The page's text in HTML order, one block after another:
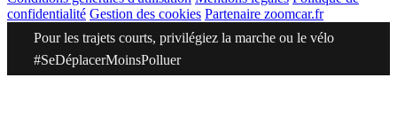
confidentialité Gestion des cookies Partenaire zoomcar.fr
Pour les trajets courts, privilégiez la marche ou le vélo
#SeDéplacerMoinsPolluer